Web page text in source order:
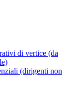
di vertice (da
(dirigenti non